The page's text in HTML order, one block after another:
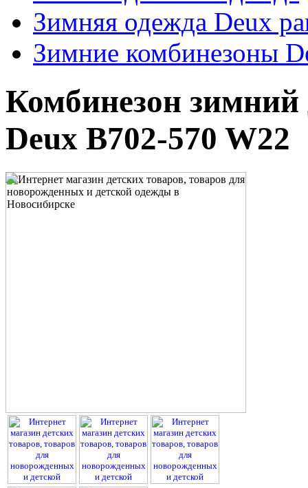
Зимняя одежда Deux
Зимние комбинезоны
Комбинезон
Deux B702-570 W22